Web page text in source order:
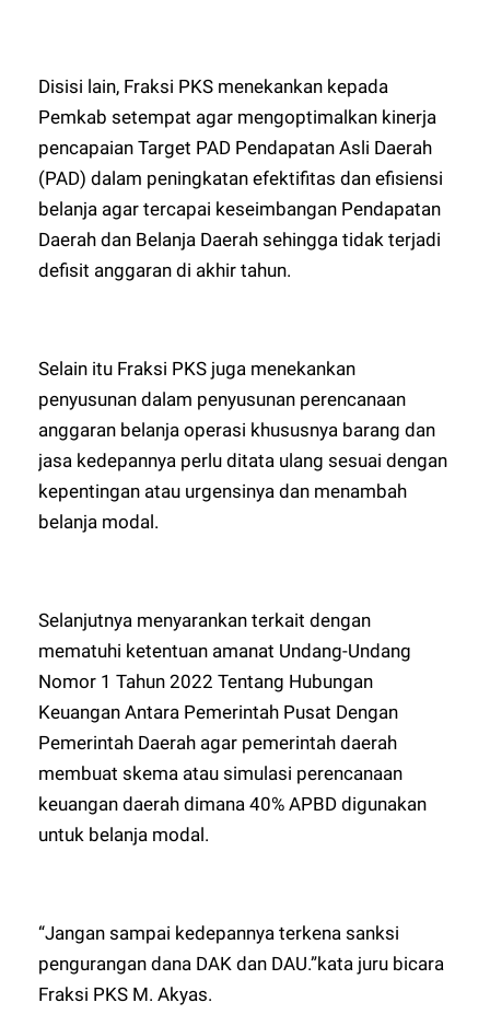
Disisi lain, Fraksi PKS menekankan kepada
Pemkab setempat agar mengoptimalkan kinerja
pencapaian Target PAD Pendapatan Asli Daerah
(PAD) dalam peningkatan efektifitas dan efisiensi
belanja agar tercapai keseimbangan Pendapatan
Daerah dan Belanja Daerah sehingga tidak terjadi
defisit anggaran di akhir tahun.
Selain itu Fraksi PKS juga menekankan
penyusunan dalam penyusunan perencanaan
anggaran belanja operasi khususnya barang dan
jasa kedepannya perlu ditata ulang sesuai dengan
kepentingan atau urgensinya dan menambah
belanja modal.
Selanjutnya menyarankan terkait dengan
mematuhi ketentuan amanat Undang-Undang
Nomor 1 Tahun 2022 Tentang Hubungan
Keuangan Antara Pemerintah Pusat Dengan
Pemerintah Daerah agar pemerintah daerah
membuat skema atau simulasi perencanaan
keuangan daerah dimana 40% APBD digunakan
untuk belanja modal.
“Jangan sampai kedepannya terkena sanksi
pengurangan dana DAK dan DAU.”kata juru bicara
Fraksi PKS M. Akyas.